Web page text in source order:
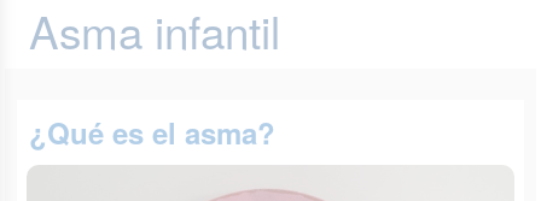
Asma infantil
¿Qué es el asma?